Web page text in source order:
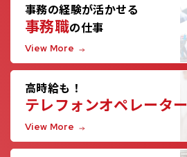
事務の経験が活かせる
事務職の仕事
View More
高時給も！
テレフォンオペレーター
View More